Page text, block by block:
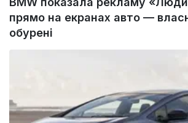
прямо на екранах авто —
обурені